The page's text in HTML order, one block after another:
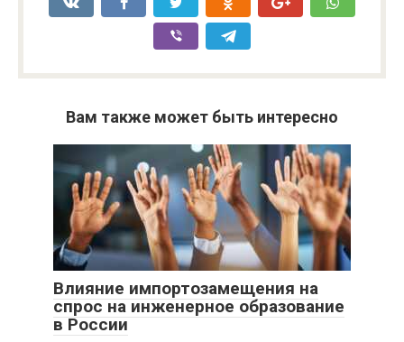
Вам также может быть интересно
Влияние импортозамещения на
спрос на инженерное образование
в России